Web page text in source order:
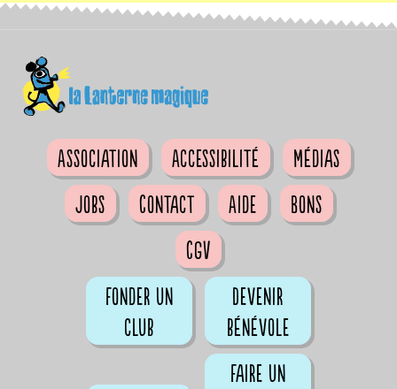
Association Accessibilité
Médias
Jobs
Contact Aide
Bons
CGV
Fonder un
club
Devenir
bénévole
Faire un